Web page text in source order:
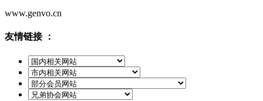
www.genvo.cn
友情链接 ：